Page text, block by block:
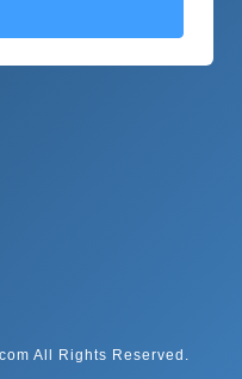
All Rights Reserved.